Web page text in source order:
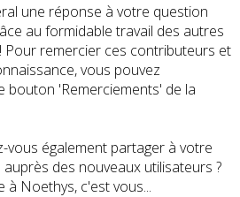
une réponse à votre question
au formidable travail des autres
Pour remercier ces contributeurs et
vous pouvez
bouton 'Remerciements' de la
vous également partager à votre
des nouveaux utilisateurs ?
à Noethys, c'est vous...